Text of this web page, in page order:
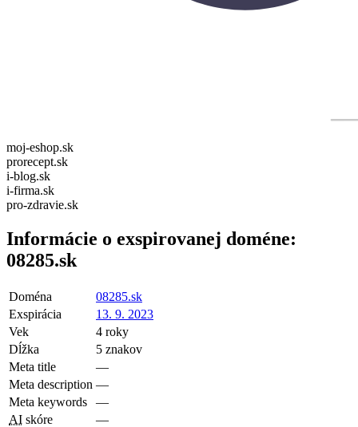
moj-eshop.sk
prorecept.sk
i-blog.sk
i-firma.sk
pro-zdravie.sk
Informácie o exspirovanej doméne:
08285.sk
Doména
08285.sk
Exspirácia
13. 9. 2023
Vek
4 roky
Dĺžka
5 znakov
Meta title
—
Meta description —
Meta keywords
—
AI skóre
—